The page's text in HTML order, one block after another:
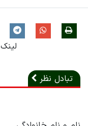
تبادل نظر